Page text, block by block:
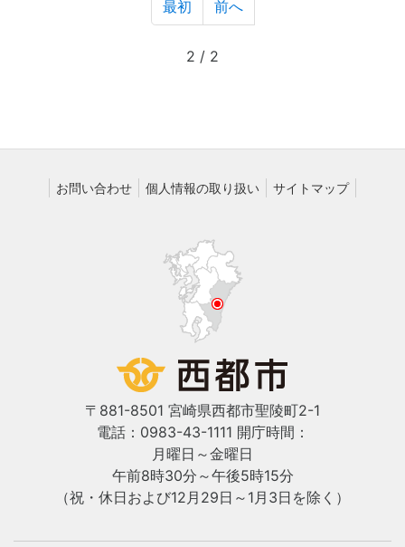
最初 前へ
2 / 2
お問い合わせ 個人情報の取り扱い サイトマップ
〒881-8501 宮崎県西都市聖陵町2-1
電話：0983-43-1111 開庁時間：
月曜日～金曜日
午前8時30分～午後5時15分
（祝・休日および12月29日～1月3日を除く）